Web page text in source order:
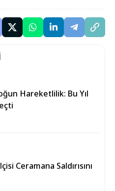
Hareketlilik: Bu Yıl
Ceramana Saldırısını